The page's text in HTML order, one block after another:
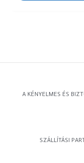
A KÉNYELMES ÉS
SZÁLLÍTÁSI